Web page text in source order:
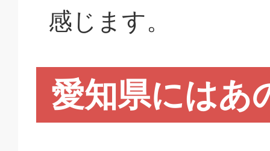
感じます。
愛知県にはあ